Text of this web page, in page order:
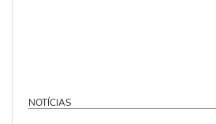
NOTÍCIAS